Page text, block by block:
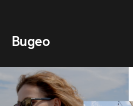
Видео